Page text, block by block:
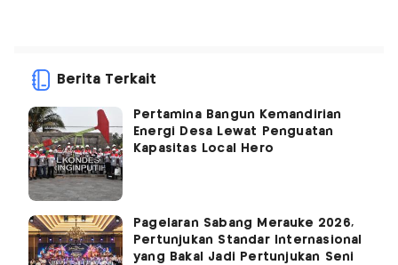
Berita Terkait
Pertamina Bangun Kemandirian
Energi Desa Lewat Penguatan
Kapasitas Local Hero
Pagelaran Sabang Merauke 2026,
Pertunjukan Standar Internasional
yang Bakal Jadi Pertunjukan Seni